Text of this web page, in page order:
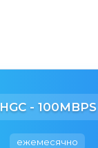
HGC - 100MBPS
ежемесячно